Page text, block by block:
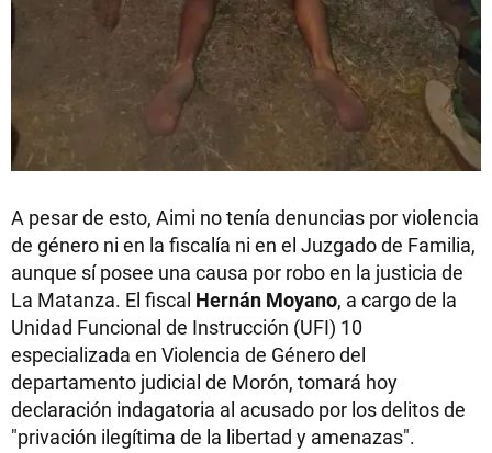
A pesar de esto, Aimi no tenía denuncias por violencia
de género ni en la fiscalía ni en el Juzgado de Familia,
aunque sí posee una causa por robo en la justicia de
La Matanza. El fiscal Hernán Moyano, a cargo de la
Unidad Funcional de Instrucción (UFI) 10
especializada en Violencia de Género del
departamento judicial de Morón, tomará hoy
declaración indagatoria al acusado por los delitos de
"privación ilegítima de la libertad y amenazas".